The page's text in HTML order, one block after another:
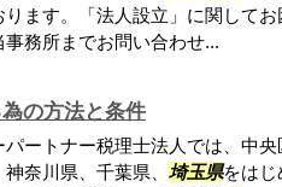
ります。「法人設立」に関して
事務所までお問い合わせ...
の方法と条件
パートナー税理士法人では、中
奈川県、千葉県、 埼玉県をはじ